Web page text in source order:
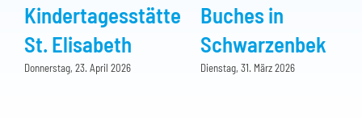
Kindertagesstätte
St. Elisabeth
Donnerstag, 23. April 2026
Buches in
Schwarzenbek
Dienstag, 31. März 2026